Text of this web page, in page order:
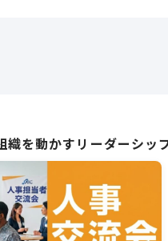
織を動かすリーダーシッ